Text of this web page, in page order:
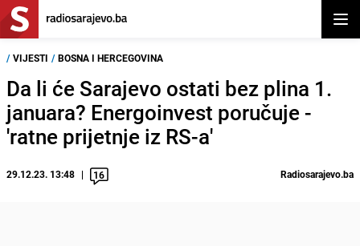
/ VIJESTI / BOSNA I HERCEGOVINA
Da li će Sarajevo ostati bez plina 1.
januara? Energoinvest poručuje -
'ratne prijetnje iz RS-a'
29.12.23. 13:48 16 Radiosarajevo.ba